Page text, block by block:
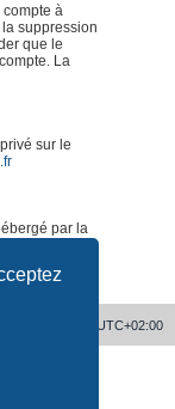
compte à
la suppression
que le
La
sur le
par la
UTC+02:00
Limited